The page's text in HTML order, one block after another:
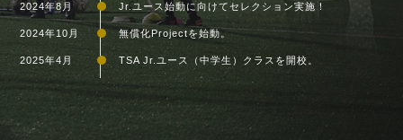
2024年8月 Jr.ユース始動に向けてセレクション実施！
2024年10月 無償化Projectを始動。
2025年4月 TSA Jr.ユース（中学生）クラスを開校。